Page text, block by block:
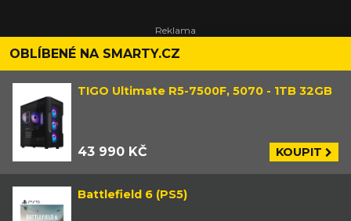
OBLÍBENÉ NA SMARTY.CZ
TIGO Ultimate R5-7500F, 5070 - 1TB 32GB
43 990 KČ KOUPIT
Battlefield 6 (PS5)